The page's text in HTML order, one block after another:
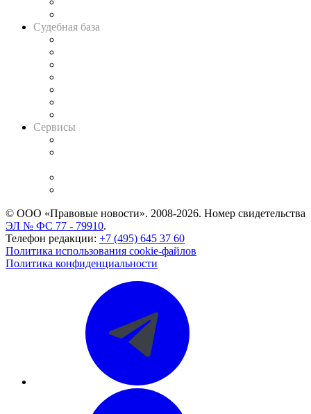
Судебная база
Сервисы
© ООО «Правовые новости». 2008-2026. Номер свидетельства
ЭЛ № ФС 77 - 79910.
Телефон редакции: +7 (495) 645 37 60
Политика использования cookie-файлов
Политика конфиденциальности